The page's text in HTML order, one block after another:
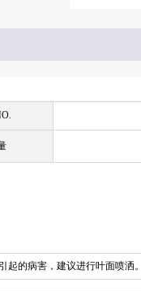
起的病害，建议进行叶面喷洒。